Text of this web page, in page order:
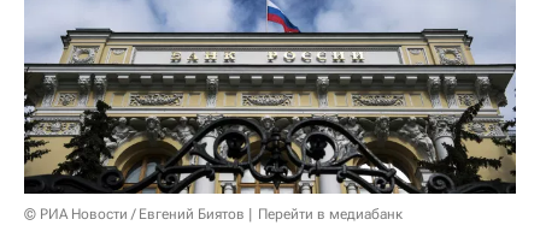
© РИА Новости / Евгений Биятов Перейти в медиабанк